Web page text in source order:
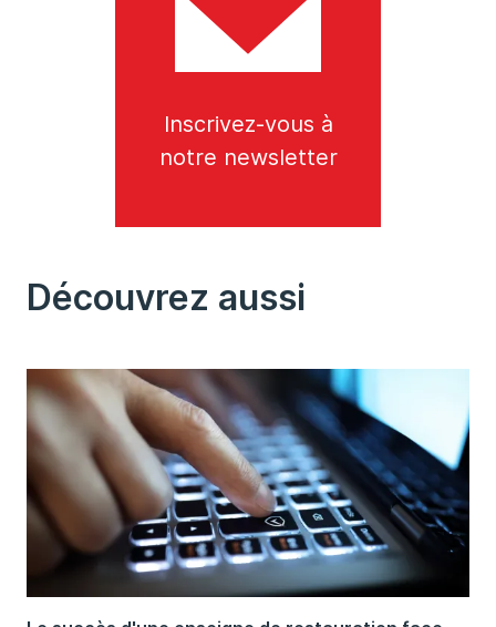
Inscrivez-vous à
notre newsletter
Découvrez aussi